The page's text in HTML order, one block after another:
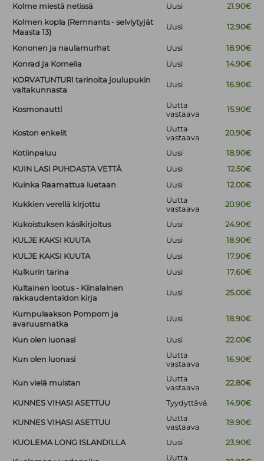
Kolme miestä netissä
Uusi
21.90€
Kolmen kopla (Remnants - selviytyjät
Maasta 13)
Uusi 12.90€
Kononen ja naulamurhat Uusi
18.90€
Konrad ja Kornelia
Uusi
14.90€
KORVATUNTURI tarinoita joulupukin
valtakunnasta
Uusi 16.90€
Kosmonautti
Uutta
vastaava
15.90€
Koston enkelit
Uutta
vastaava
20.90€
Kotiinpaluu Uusi
18.90€
KUIN LASI PUHDASTA VETTÄ
Uusi
12.50€
Kuinka Raamattua luetaan
Uusi 12.00€
Kukkien verellä kirjottu
Uutta
vastaava
20.90€
Kukoistuksen käsikirjoitus Uusi
24.90€
KULJE KAKSI KUUTA
Uusi
18.90€
KULJE KAKSI KUUTA
Uusi
17.90€
Kulkurin tarina
Uusi
17.60€
Kultainen lootus - Kiinalainen
rakkaudentaidon kirja
Uusi 25.00€
Kumpulaakson Pompom ja
avaruusmatka
Uusi 18.90€
Kun olen luonasi Uusi 22.00€
Kun olen luonasi
Uutta
vastaava
16.90€
Kun vielä muistan
Uutta
vastaava
22.80€
KUNNES VIHASI ASETTUU Tyydyttävä 14.90€
KUNNES VIHASI ASETTUU
Uutta
vastaava
19.90€
KUOLEMA LONG ISLANDILLA Uusi 23.90€
Uutta